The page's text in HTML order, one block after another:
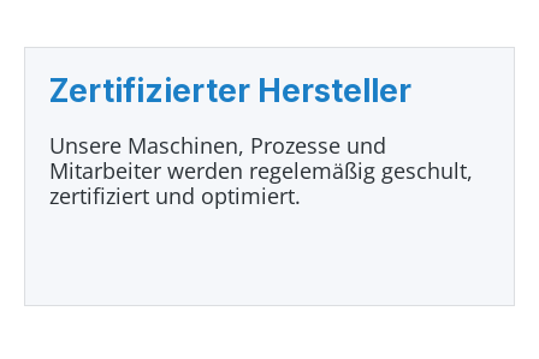
Zertifizierter Hersteller
Unsere Maschinen, Prozesse und
Mitarbeiter werden regelemäßig geschult,
zertifiziert und optimiert.